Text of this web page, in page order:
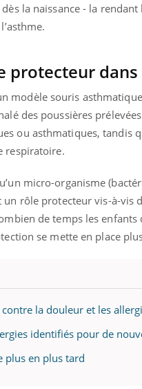
la naissance - la
protecteur
modèle souris
des poussières
ou asthmatiques, tandis
respiratoire.
micro-organisme
rôle protecteur vis-à-vis
de temps les
se mette en place
la douleur et les
identifiés pour de
plus en plus tard